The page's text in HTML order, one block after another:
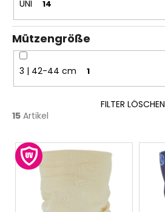
UNI 14
Mützengröße
3 | 42-44 cm 1
FILTER LÖSCHEN
15 Artikel
L
i